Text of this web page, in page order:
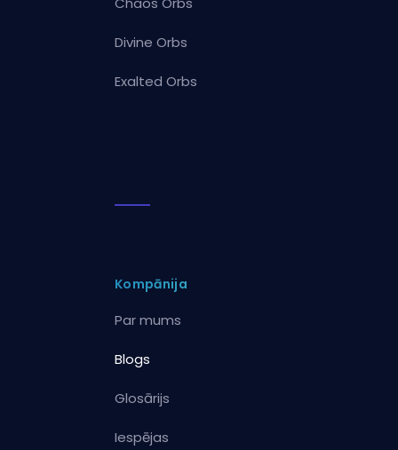
Divine Orbs
Exalted Orbs
Kompānija
Par mums
Blogs
Glosārijs
Iespējas